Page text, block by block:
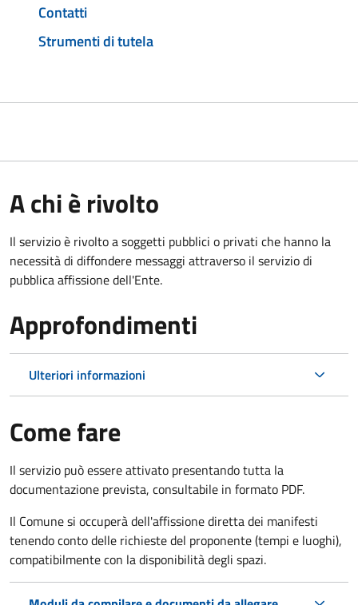
Contatti
Strumenti di tutela
A chi è rivolto
Il servizio è rivolto a soggetti pubblici o privati che hanno la
necessità di diffondere messaggi attraverso il servizio di
pubblica affissione dell'Ente.
Approfondimenti
Ulteriori informazioni
Come fare
Il servizio può essere attivato presentando tutta la
documentazione prevista, consultabile in formato PDF.
Il Comune si occuperà dell'affissione diretta dei manifesti
tenendo conto delle richieste del proponente (tempi e luoghi),
compatibilmente con la disponibilità degli spazi.